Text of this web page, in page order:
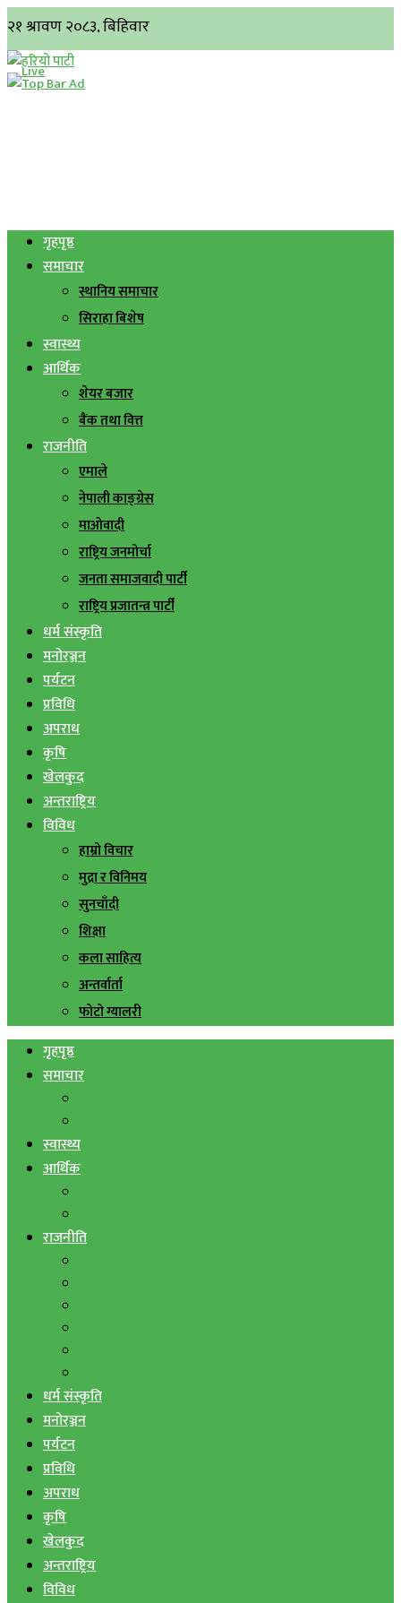
गृहपृष्ठ
समाचार
स्थानिय समाचार
सिराहा बिशेष
स्वास्थ्य
आर्थिक
शेयर बजार
बैंक तथा वित्त
राजनीति
एमाले
नेपाली काङ्ग्रेस
माओवादी
राष्ट्रिय जनमोर्चा
जनता समाजवादी पार्टी
राष्ट्रिय प्रजातन्त्र पार्टी
धर्म संस्कृति
मनोरञ्जन
पर्यटन
प्रविधि
अपराध
कृषि
खेलकुद
अन्तराष्ट्रिय
विविध
हाम्रो विचार
मुद्रा र विनिमय
सुनचाँदी
शिक्षा
कला साहित्य
अन्तर्वार्ता
फोटो ग्यालरी
गृहपृष्ठ
समाचार
स्वास्थ्य
आर्थिक
राजनीति
धर्म संस्कृति
मनोरञ्जन
पर्यटन
प्रविधि
अपराध
कृषि
खेलकुद
अन्तराष्ट्रिय
विविध